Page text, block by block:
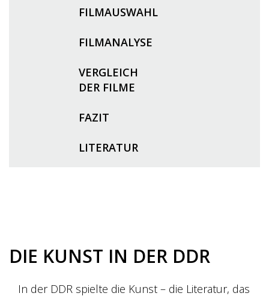
FILMAUSWAHL
FILMANALYSE
VERGLEICH
DER FILME
FAZIT
LITERATUR
DIE KUNST IN DER DDR
In der DDR spielte die Kunst – die Literatur, das